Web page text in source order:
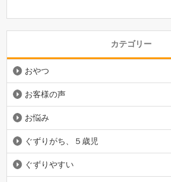
カテゴリー
おやつ
お客様の声
お悩み
ぐずりがち、５歳児
ぐずりやすい